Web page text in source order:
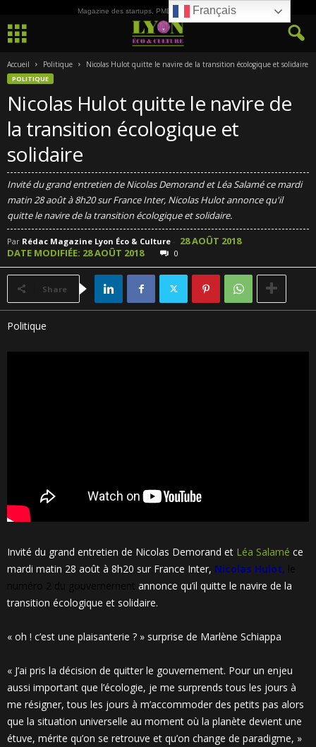
Magazine des startups, PME, ETI et de la Culture
Accueil Politique Nicolas Hulot quitte le navire de la transition écologique et solidaire
POLITIQUE
Nicolas Hulot quitte le navire de
la transition écologique et
solidaire
Invité du grand entretien de Nicolas Demorand et Léa Salamé ce mardi
matin 28 août à 8h20 sur France Inter, Nicolas Hulot annonce qu'il
quitte le navire de la transition écologique et solidaire.
Par Rédac Magazine Lyon Éco & Culture - 28 AOÛT 2018
DATE MODIFIÉE: 28 AOÛT 2018
0
Share
Politique
Invité du grand entretien de Nicolas Demorand et Léa Salamé ce
mardi matin 28 août à 8h20 sur France Inter, Nicolas Hulot, le
numéro 2 du gouvernement annonce qu’il quitte le navire de la
transition écologique et solidaire.
« oh ! c’est une plaisanterie ? » surprise de Marlène Schiappa
« J’ai pris la décision de quitter le gouvernement. Pour un enjeu
aussi important que l’écologie, je me surprends tous les jours à
me résigner, tous les jours à m’accommoder des petits pas alors
que la situation universelle au moment où la planète devient une
étuve, mérite qu’on se retrouve et qu’on change de paradigme, »
Français